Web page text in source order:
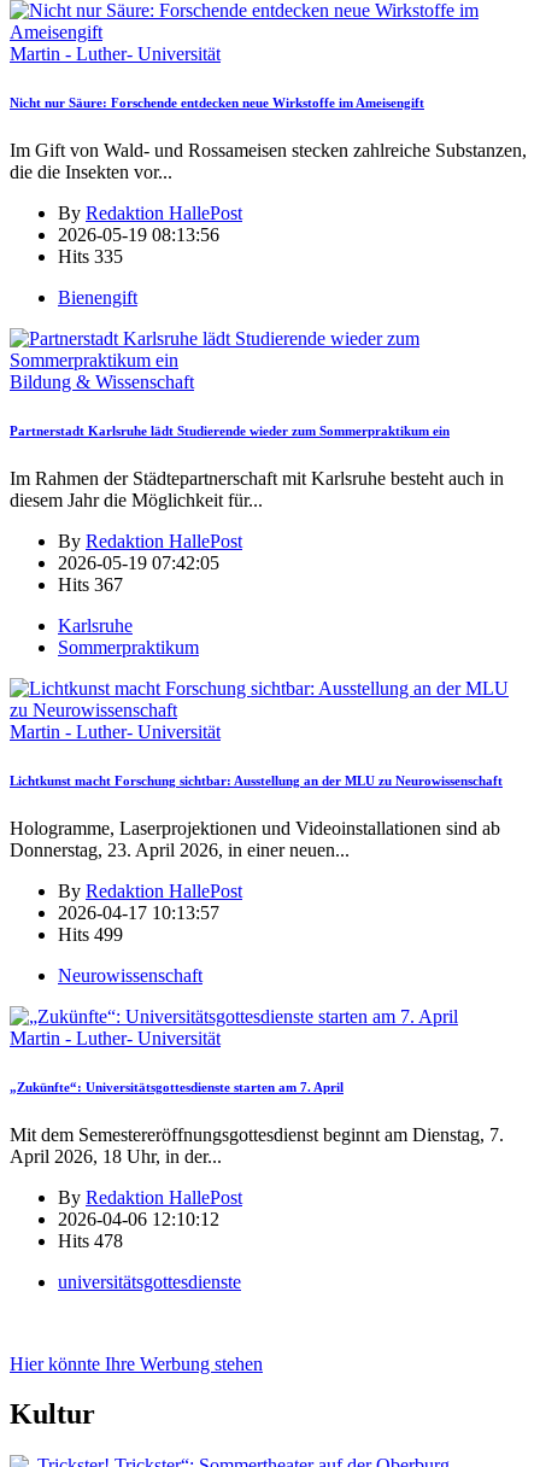
Martin - Luther- Universität
Nicht nur Säure: Forschende entdecken neue Wirkstoffe im Ameisengift
Im Gift von Wald- und Rossameisen stecken zahlreiche Substanzen,
die die Insekten vor...
By Redaktion HallePost
2026-05-19 08:13:56
Hits 335
Bienengift
Bildung & Wissenschaft
Partnerstadt Karlsruhe lädt Studierende wieder zum Sommerpraktikum ein
Im Rahmen der Städtepartnerschaft mit Karlsruhe besteht auch in
diesem Jahr die Möglichkeit für...
By Redaktion HallePost
2026-05-19 07:42:05
Hits 367
Karlsruhe
Sommerpraktikum
Martin - Luther- Universität
Lichtkunst macht Forschung sichtbar: Ausstellung an der MLU zu Neurowissenschaft
Hologramme, Laserprojektionen und Videoinstallationen sind ab
Donnerstag, 23. April 2026, in einer neuen...
By Redaktion HallePost
2026-04-17 10:13:57
Hits 499
Neurowissenschaft
Martin - Luther- Universität
„Zukünfte“: Universitätsgottesdienste starten am 7. April
Mit dem Semestereröffnungsgottesdienst beginnt am Dienstag, 7.
April 2026, 18 Uhr, in der...
By Redaktion HallePost
2026-04-06 12:10:12
Hits 478
universitätsgottesdienste
Hier könnte Ihre Werbung stehen
Kultur